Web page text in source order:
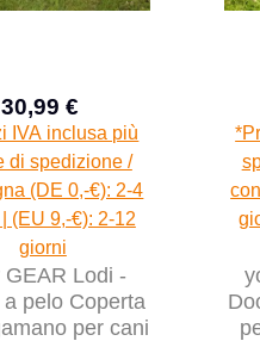
Prezzo di vendita:
30,99 €
Prezzo normale:
IVA inclusa più
di spedizione /
(DE 0,-€): 2-4
(EU 9,-€): 2-12
giorni
GEAR Lodi -
a pelo Coperta
per cani